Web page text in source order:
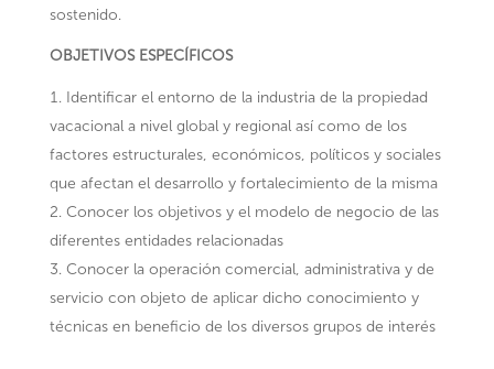
sostenido.
OBJETIVOS ESPECÍFICOS
Identificar el entorno de la industria de la propiedad
vacacional a nivel global y regional así como de los
factores estructurales, económicos, políticos y sociales
que afectan el desarrollo y fortalecimiento de la misma
Conocer los objetivos y el modelo de negocio de las
diferentes entidades relacionadas
Conocer la operación comercial, administrativa y de
servicio con objeto de aplicar dicho conocimiento y
técnicas en beneficio de los diversos grupos de interés